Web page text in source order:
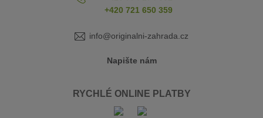
+420 721 650 359
info@originalni-zahrada.cz
Napište nám
RYCHLÉ ONLINE PLATBY